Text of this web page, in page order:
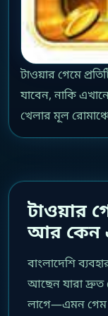
টাওয়ার গেমে
যাবেন, নাকি
খেলার মূল
টাওয়ার
আর কেন
বাংলাদেশি
আছেন যারা দ্রুত
লাগে—এমন গেম